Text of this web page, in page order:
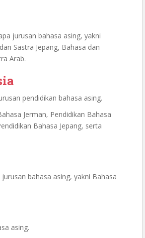
jurusan bahasa asing, yakni
Sastra Jepang, Bahasa dan
Arab.
pendidikan bahasa asing.
Jerman, Pendidikan Bahasa
Bahasa Jepang, serta
bahasa asing, yakni Bahasa
asing.